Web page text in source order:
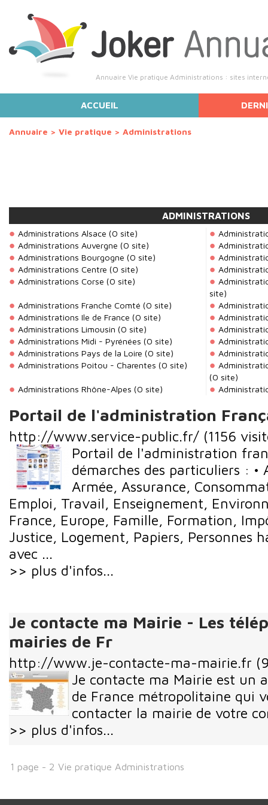
Annuaire Vie pratique Administrations : sites
ADMINISTRATIONS
ACCUEIL
Annuaire > Vie pratique > Administrations
Administrations Alsace (0 site)
Administrations Auvergne (0 site)
Administrations Bourgogne (0 site)
Administrations Centre (0 site)
Administrations Corse (0 site)
site)
Administrations Franche Comté (0 site)
Administrations Ile de France (0 site)
Administrations Limousin (0 site)
Administrations Midi - Pyrénées (0 site)
Administrations Pays de la Loire (0 site)
Administrations Poitou - Charentes (0 site)
(0 site)
Administrations Rhône-Alpes (0 site)
Portail de l'administration
http://www.service-public.fr/ (1156
Portail de l'administration
démarches des particuliers : •
Armée, Assurance,
Emploi, Travail, Enseignement,
France, Europe, Famille, Formation,
Justice, Logement, Papiers, Personnes
avec ...
>> plus d'infos...
Je contacte ma Mairie - Les
mairies de Fr
http://www.je-contacte-ma-mairie.fr
Je contacte ma Mairie est un
de France métropolitaine qui
contacter la mairie de votre
>> plus d'infos...
1 page - 2 Vie pratique Administrations